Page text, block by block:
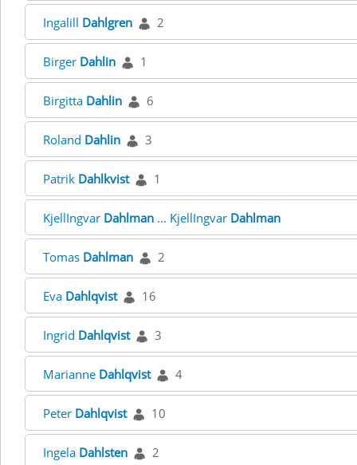
Ingalill Dahlgren 2
Birger Dahlin 1
Birgitta Dahlin 6
Roland Dahlin 3
Patrik Dahlkvist 1
KjellIngvar Dahlman ... KjellIngvar Dahlman
Tomas Dahlman 2
Eva Dahlqvist 16
Ingrid Dahlqvist 3
Marianne Dahlqvist 4
Peter Dahlqvist 10
Ingela Dahlsten 2